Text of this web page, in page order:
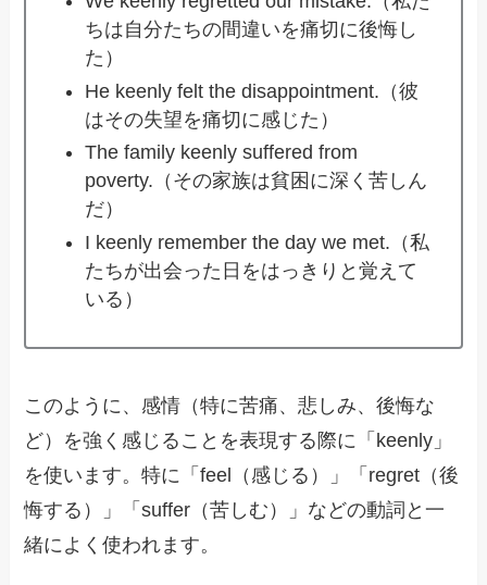
ちは自分たちの間違いを痛切に後悔し
た）
He keenly felt the disappointment.（彼
はその失望を痛切に感じた）
The family keenly suffered from
poverty.（その家族は貧困に深く苦しん
だ）
I keenly remember the day we met.（私
たちが出会った日をはっきりと覚えて
いる）
このように、感情（特に苦痛、悲しみ、後悔な
ど）を強く感じることを表現する際に「keenly」
を使います。特に「feel（感じる）」「regret（後
悔する）」「suffer（苦しむ）」などの動詞と一
緒によく使われます。